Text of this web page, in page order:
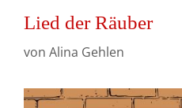
Lied der Räuber
von Alina Gehlen